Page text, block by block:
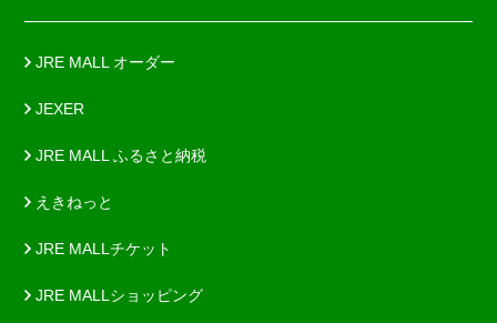
JRE MALL オーダー
JEXER
JRE MALL ふるさと納税
えきねっと
JRE MALLチケット
JRE MALLショッピング